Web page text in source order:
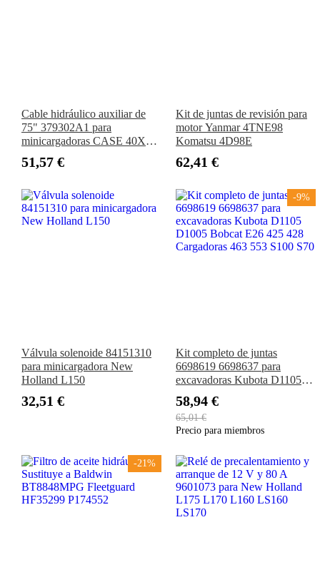
Cable hidráulico auxiliar de
75" 379302A1 para
minicargadoras CASE 40XT
51,57 €
Kit de juntas de revisión para
motor Yanmar 4TNE98
Komatsu 4D98E
62,41 €
Válvula solenoide 84151310
para minicargadora New
Holland L150
32,51 €
-9%
Kit completo de juntas
6698619 6698637 para
excavadoras Kubota D1105
Cargadoras 463 553 S100 S70
58,94 €
65,01 €
Precio para miembros
-21%